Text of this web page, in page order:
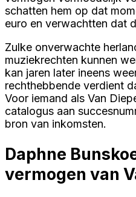
schatten hem op dat
euro en verwachtten dat
Zulke onverwachte
muziekrechten kunnen
kan jaren later ineens
rechthebbende verdient
Voor iemand als Van
catalogus aan
bron van inkomsten.
Daphne
vermogen van